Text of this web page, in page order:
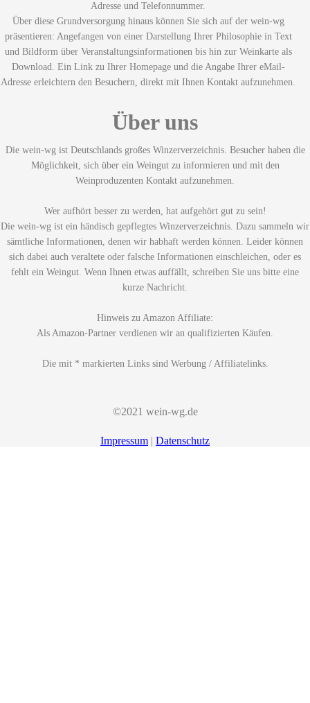
Adresse und Telefonnummer.
Über diese Grundversorgung hinaus können Sie sich auf der wein-wg
präsentieren: Angefangen von einer Darstellung Ihrer Philosophie in Text
und Bildform über Veranstaltungsinformationen bis hin zur Weinkarte als
Download. Ein Link zu Ihrer Homepage und die Angabe Ihrer eMail-
Adresse erleichtern den Besuchern, direkt mit Ihnen Kontakt aufzunehmen.
Über uns
Die wein-wg ist Deutschlands großes Winzerverzeichnis. Besucher haben die
Möglichkeit, sich über ein Weingut zu informieren und mit den
Weinproduzenten Kontakt aufzunehmen.
Wer aufhört besser zu werden, hat aufgehört gut zu sein!
Die wein-wg ist ein händisch gepflegtes Winzerverzeichnis. Dazu sammeln wir
sämtliche Informationen, denen wir habhaft werden können. Leider können
sich dabei auch veraltete oder falsche Informationen einschleichen, oder es
fehlt ein Weingut. Wenn Ihnen etwas auffällt, schreiben Sie uns bitte eine
kurze Nachricht.
Hinweis zu Amazon Affiliate:
Als Amazon-Partner verdienen wir an qualifizierten Käufen.
Die mit * markierten Links sind Werbung / Affiliatelinks.
©2021 wein-wg.de
Impressum | Datenschutz